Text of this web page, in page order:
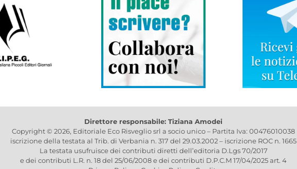
Direttore responsabile: Tiziana Amodei
Copyright © 2026, Editoriale Eco Risveglio srl a socio unico – Partita Iva: 00476010038
iscrizione della testata al Trib. di Verbania n. 317 del 29.03.2002 – iscrizione ROC n. 1665
La testata usufruisce dei contributi diretti dell’editoria D.Lgs 70/2017
e dei contributi L.R. n. 18 del 25/06/2008 e dei contributi D.P.C.M 17/04/2025 art. 4